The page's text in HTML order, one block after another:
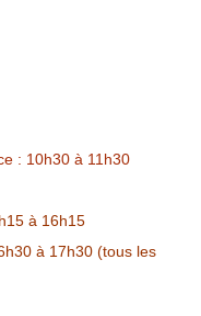
: 10h30 à 11h30
à 16h15
à 17h30 (tous les